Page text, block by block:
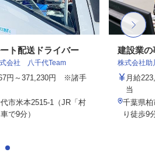
ト配送ドライバー
会社 八千代Team
円～371,230円 ※諸手
市米本2515-1（JR「村
で9分）
建設業の
株式会社助
月給
当
千葉県柏
り徒歩9